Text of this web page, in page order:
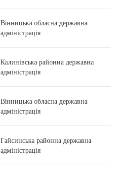
Вінницька обласна державна
адміністрація
Калинівська районна державна
адміністрація
Вінницька обласна державна
адміністрація
Гайсинська районна державна
адміністрація